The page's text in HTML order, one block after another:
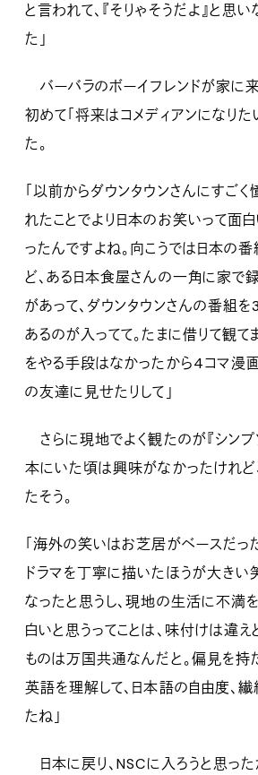
と言われて、『そりゃそうだよ』と思
た」
バーバラのボーイフレンドが家に来
初めて「将来はコメディアンになり
た。
「以前からダウンタウンさんにすごく
れたことでより日本のお笑いって面
ったんですよね。向こうでは日本の
ど、ある日本食屋さんの一角に家で
があって、ダウンタウンさんの番組
あるのが入ってて。たまに借りて観て
をやる手段はなかったから4コマ漫
の友達に見せたりして」
さらに現地でよく観たのが『シンプ
本にいた頃は興味がなかったけれど
たそう。
「海外の笑いはお芝居がベースだっ
ドラマを丁寧に描いたほうが大きい
なったと思うし、現地の生活に不満
白いと思うってことは、味付けは違
ものは万国共通なんだと。偏見を持
英語を理解して、日本語の自由度、
たね」
日本に戻り、NSCに入ろうと思っ